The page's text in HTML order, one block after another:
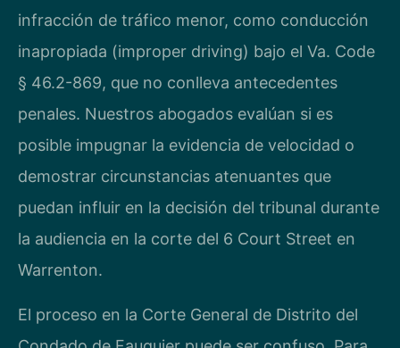
infracción de tráfico menor, como conducción
inapropiada (improper driving) bajo el Va. Code
§ 46.2-869, que no conlleva antecedentes
penales. Nuestros abogados evalúan si es
posible impugnar la evidencia de velocidad o
demostrar circunstancias atenuantes que
puedan influir en la decisión del tribunal durante
la audiencia en la corte del 6 Court Street en
Warrenton.
El proceso en la Corte General de Distrito del